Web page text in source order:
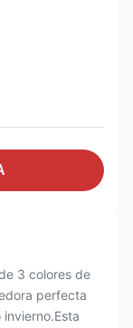
3 colores de
perfecta